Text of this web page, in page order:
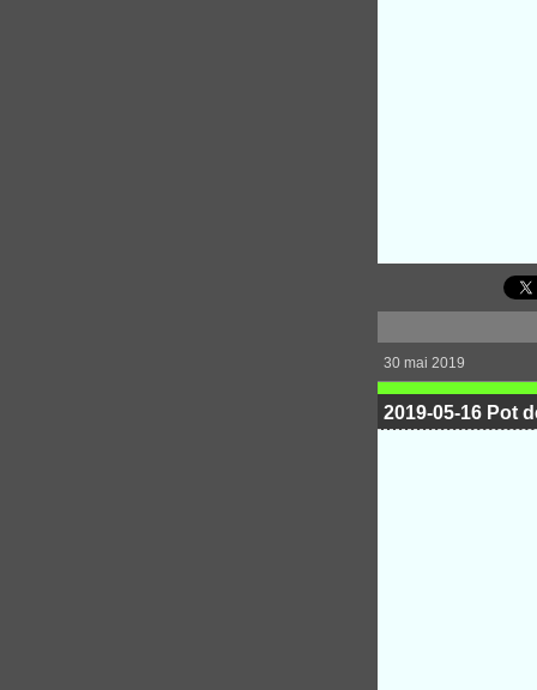
30 mai 2019
2019-05-16 Pot